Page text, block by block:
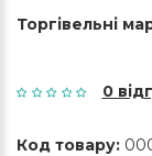
Торгівельні
0
Код товару: